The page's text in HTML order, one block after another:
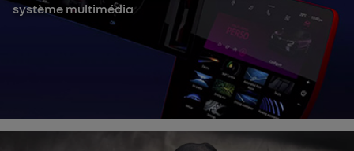
système multimédia